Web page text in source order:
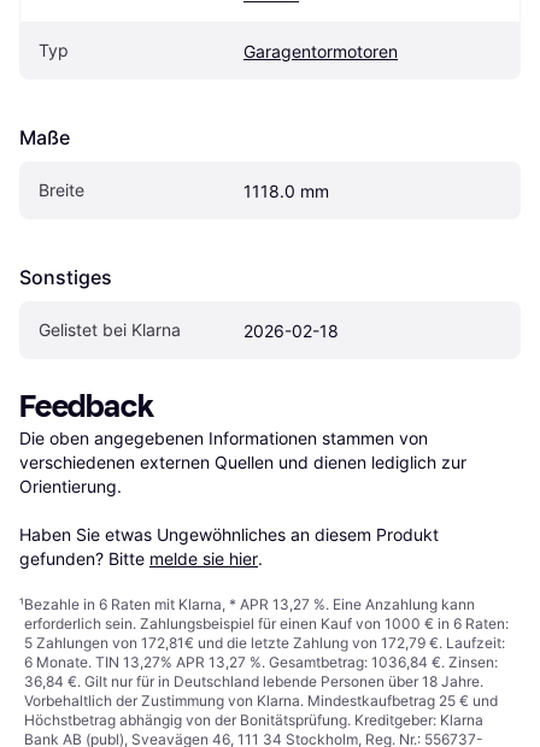
Typ Garagentormotoren
Maße
Breite 1118.0 mm
Sonstiges
Gelistet bei Klarna 2026-02-18
Feedback
Die oben angegebenen Informationen stammen von
verschiedenen externen Quellen und dienen lediglich zur
Orientierung.
Haben Sie etwas Ungewöhnliches an diesem Produkt
gefunden? Bitte melde sie hier.
¹Bezahle in 6 Raten mit Klarna, * APR 13,27 %. Eine Anzahlung kann
erforderlich sein. Zahlungsbeispiel für einen Kauf von 1000 € in 6 Raten:
5 Zahlungen von 172,81€ und die letzte Zahlung von 172,79 €. Laufzeit:
6 Monate. TIN 13,27% APR 13,27 %. Gesamtbetrag: 1036,84 €. Zinsen:
36,84 €. Gilt nur für in Deutschland lebende Personen über 18 Jahre.
Vorbehaltlich der Zustimmung von Klarna. Mindestkaufbetrag 25 € und
Höchstbetrag abhängig von der Bonitätsprüfung. Kreditgeber: Klarna
Bank AB (publ), Sveavägen 46, 111 34 Stockholm, Reg. Nr.: 556737-